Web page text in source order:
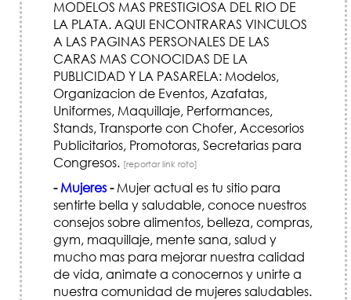
MODELOS MAS PRESTIGIOSA DEL RIO DE
LA PLATA. AQUI ENCONTRARAS VINCULOS
A LAS PAGINAS PERSONALES DE LAS
CARAS MAS CONOCIDAS DE LA
PUBLICIDAD Y LA PASARELA: Modelos,
Organizacion de Eventos, Azafatas,
Uniformes, Maquillaje, Performances,
Stands, Transporte con Chofer, Accesorios
Publicitarios, Promotoras, Secretarias para
Congresos. [reportar link roto]
- Mujeres-Mujer actual es tu sitio para
sentirte bella y saludable, conoce nuestros
consejos sobre alimentos, belleza, compras,
gym, maquillaje, mente sana, salud y
mucho mas para mejorar nuestra calidad
de vida, animate a conocernos y unirte a
nuestra comunidad de mujeres saludables.